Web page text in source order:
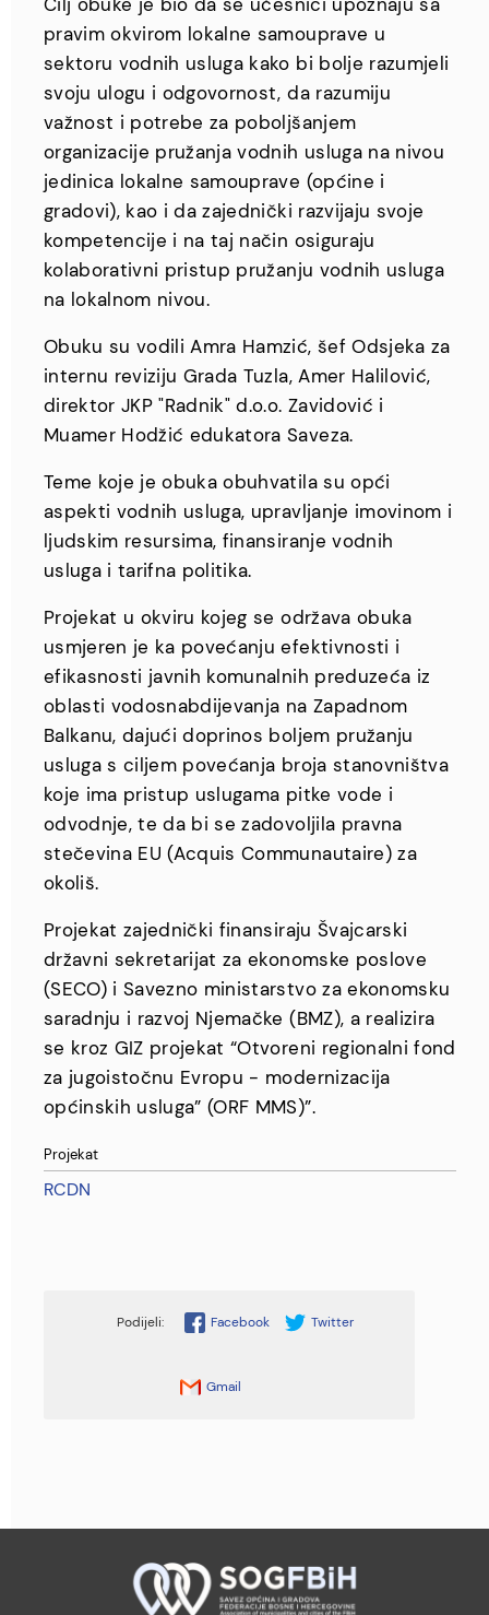
pravim okvirom lokalne samouprave u
sektoru vodnih usluga kako bi bolje razumjeli
svoju ulogu i odgovornost, da razumiju
važnost i potrebe za poboljšanjem
organizacije pružanja vodnih usluga na nivou
jedinica lokalne samouprave (općine i
gradovi), kao i da zajednički razvijaju svoje
kompetencije i na taj način osiguraju
kolaborativni pristup pružanju vodnih usluga
na lokalnom nivou.
Obuku su vodili Amra Hamzić, šef Odsjeka za
internu reviziju Grada Tuzla, Amer Halilović,
direktor JKP "Radnik" d.o.o. Zavidović i
Muamer Hodžić edukatora Saveza.
Teme koje je obuka obuhvatila su opći
aspekti vodnih usluga, upravljanje imovinom i
ljudskim resursima, finansiranje vodnih
usluga i tarifna politika.
Projekat u okviru kojeg se održava obuka
usmjeren je ka povećanju efektivnosti i
efikasnosti javnih komunalnih preduzeća iz
oblasti vodosnabdijevanja na Zapadnom
Balkanu, dajući doprinos boljem pružanju
usluga s ciljem povećanja broja stanovništva
koje ima pristup uslugama pitke vode i
odvodnje, te da bi se zadovoljila pravna
stečevina EU (Acquis Communautaire) za
okoliš.
Projekat zajednički finansiraju Švajcarski
državni sekretarijat za ekonomske poslove
(SECO) i Savezno ministarstvo za ekonomsku
saradnju i razvoj Njemačke (BMZ), a realizira
se kroz GIZ projekat “Otvoreni regionalni fond
za jugoistočnu Evropu - modernizacija
općinskih usluga” (ORF MMS)”.
Projekat
RCDN
Facebook Twitter
Gmail